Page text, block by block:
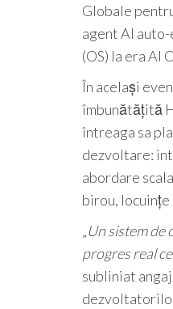
Globale
agent AI
(OS) la era AI
În același
îmbunătățită
întreaga sa
dezvoltare:
abordare
birou,
„Un sistem de
progres real
subliniat